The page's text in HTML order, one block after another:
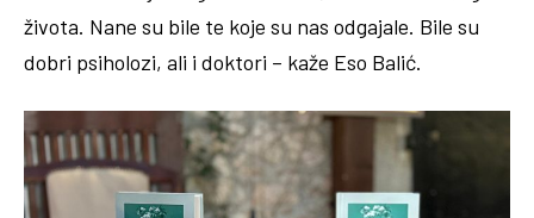
života. Nane su bile te koje su nas odgajale. Bile su
dobri psiholozi, ali i doktori – kaže Eso Balić.